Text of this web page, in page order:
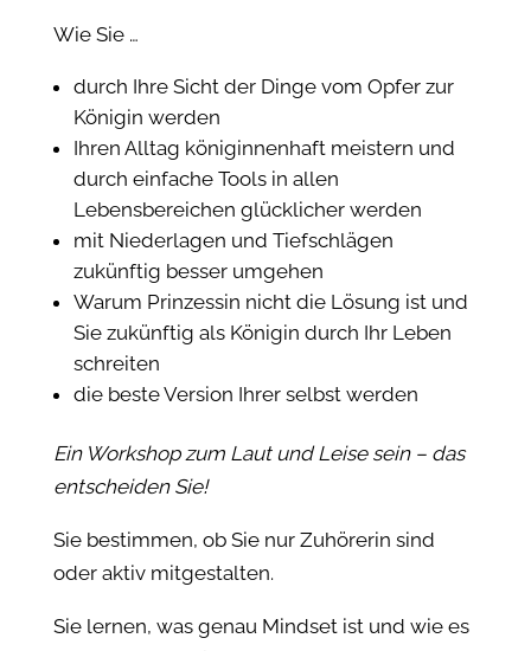
Wie Sie …
durch Ihre Sicht der Dinge vom Opfer zur
Königin werden
Ihren Alltag königinnenhaft meistern und
durch einfache Tools in allen
Lebensbereichen glücklicher werden
mit Niederlagen und Tiefschlägen
zukünftig besser umgehen
Warum Prinzessin nicht die Lösung ist und
Sie zukünftig als Königin durch Ihr Leben
schreiten
die beste Version Ihrer selbst werden
Ein Workshop zum Laut und Leise sein – das
entscheiden Sie!
Sie bestimmen, ob Sie nur Zuhörerin sind
oder aktiv mitgestalten.
Sie lernen, was genau Mindset ist und wie es